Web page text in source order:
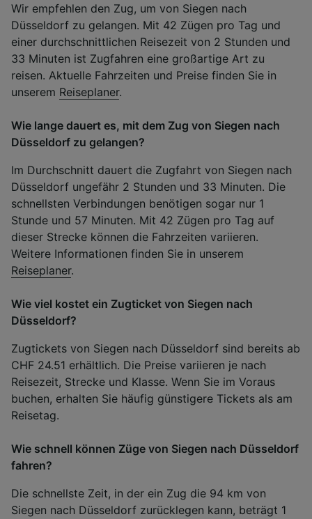
Wir empfehlen den Zug, um von Siegen nach
Düsseldorf zu gelangen. Mit 42 Zügen pro Tag und
einer durchschnittlichen Reisezeit von 2 Stunden und
33 Minuten ist Zugfahren eine großartige Art zu
reisen. Aktuelle Fahrzeiten und Preise finden Sie in
unserem Reiseplaner.
Wie lange dauert es, mit dem Zug von Siegen nach
Düsseldorf zu gelangen?
Im Durchschnitt dauert die Zugfahrt von Siegen nach
Düsseldorf ungefähr 2 Stunden und 33 Minuten. Die
schnellsten Verbindungen benötigen sogar nur 1
Stunde und 57 Minuten. Mit 42 Zügen pro Tag auf
dieser Strecke können die Fahrzeiten variieren.
Weitere Informationen finden Sie in unserem
Reiseplaner.
Wie viel kostet ein Zugticket von Siegen nach
Düsseldorf?
Zugtickets von Siegen nach Düsseldorf sind bereits ab
CHF 24.51 erhältlich. Die Preise variieren je nach
Reisezeit, Strecke und Klasse. Wenn Sie im Voraus
buchen, erhalten Sie häufig günstigere Tickets als am
Reisetag.
Wie schnell können Züge von Siegen nach Düsseldorf
fahren?
Die schnellste Zeit, in der ein Zug die 94 km von
Siegen nach Düsseldorf zurücklegen kann, beträgt 1